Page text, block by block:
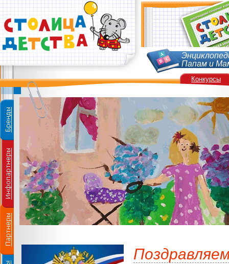
Папам и
Конкурсы